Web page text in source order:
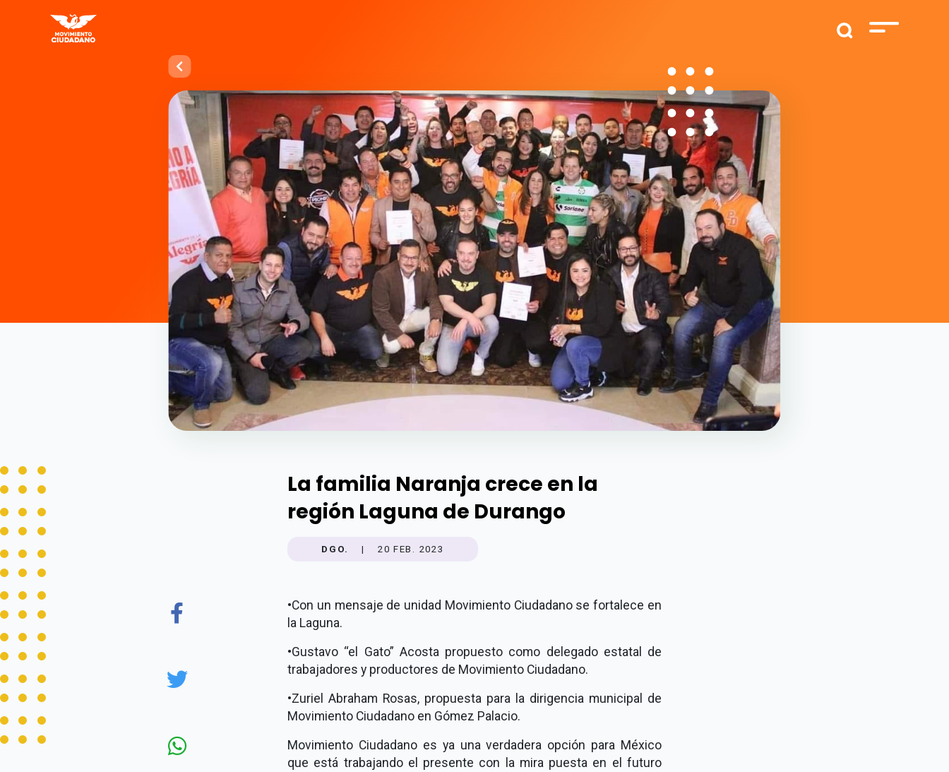
La familia Naranja crece en la
región Laguna de Durango
DGO. | 20 FEB. 2023
•Con un mensaje de unidad Movimiento Ciudadano se fortalece en
la Laguna.
•Gustavo “el Gato” Acosta propuesto como delegado estatal de
trabajadores y productores de Movimiento Ciudadano.
•Zuriel Abraham Rosas, propuesta para la dirigencia municipal de
Movimiento Ciudadano en Gómez Palacio.
Movimiento Ciudadano es ya una verdadera opción para México
que está trabajando el presente con la mira puesta en el futuro